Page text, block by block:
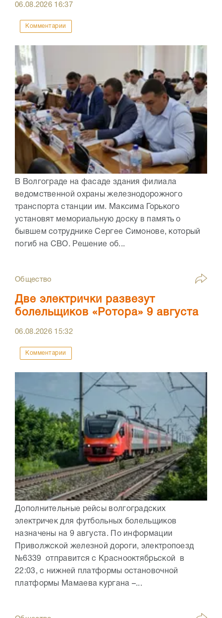
06.08.2026 16:37
Комментарии
В Волгограде на фасаде здания филиала
ведомственной охраны железнодорожного
транспорта станции им. Максима Горького
установят мемориальную доску в память о
бывшем сотруднике Сергее Симонове, который
погиб на СВО. Решение об...
Общество
Две электрички развезут
болельщиков «Ротора» 9 августа
06.08.2026 15:32
Комментарии
Дополнительные рейсы волгоградских
электричек для футбольных болельщиков
назначены на 9 августа. По информации
Приволжской железной дороги, электропоезд
№6339 отправится с Краснооктябрьской в
22:03, с нижней платформы остановочной
платформы Мамаева кургана –...